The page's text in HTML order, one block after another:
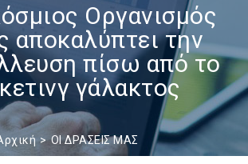
Οργανισμός
αποκαλύπτει την
πίσω από το
γάλακτος
ΟΙ ΔΡΑΣΕΙΣ ΜΑΣ